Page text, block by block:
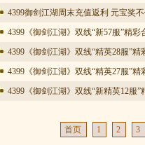
4399御剑江湖周末充值返利 元宝奖
4399《御剑江湖》双线“新57服”精彩
4399《御剑江湖》双线“精英28服”精
4399《御剑江湖》双线“精英27服”精
4399《御剑江湖》双线“新精英12服”
首页 1 2 3